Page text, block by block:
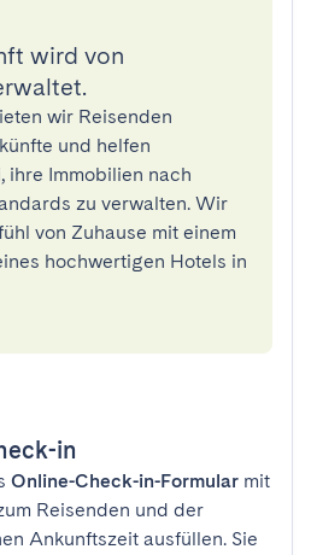
wird von
wir Reisenden
und helfen
ihre Immobilien nach
zu verwalten. Wir
von Zuhause mit einem
hochwertigen Hotels in
in
Online-Check-in-Formular mit
Reisenden und der
Ankunftszeit ausfüllen. Sie